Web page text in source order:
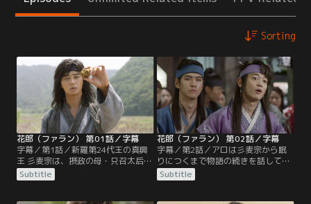
Sorting
花郎（ファラン） 第01話／字幕
字幕／第1話／新羅第24代王の真興
王 彡麦宗は、摂政の母・只召太后の
命令で幼い頃に王宮を離れ、世間に
顔を明かすことなく生きてきた。不
Subtitle
花郎（ファラン） 第02話／字幕
字幕／第2話／アロは彡麦宗から眠
りにつくまで物語の続きを話してほ
しいと頼まれ、多額の報酬に惹かれ
てしぶしぶ依頼を引き受ける。一
Subtitle